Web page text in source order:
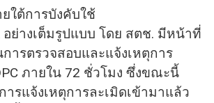
ใต้การบังคับใช้
อย่างเต็มรูปแบบ โดย สตช. มีหน้าที่
ารตรวจสอบและแจ้งเหตุการ
ภายใน 72 ชั่วโมง ซึ่งขณะนี้
ารแจ้งเหตุการละเมิดเข้ามาแล้ว